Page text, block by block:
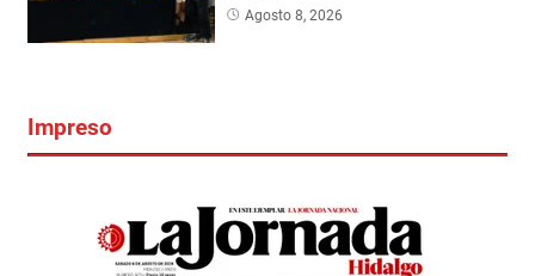
Agosto 8, 2026
Impreso